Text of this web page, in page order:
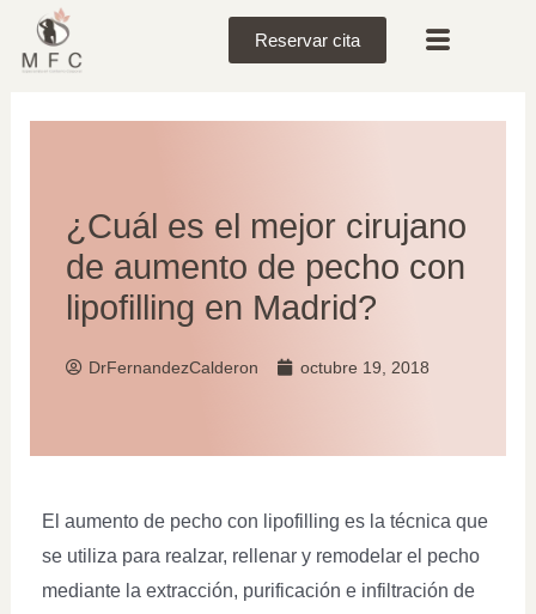
Reservar cita
¿Cuál es el mejor cirujano
de aumento de pecho con
lipofilling en Madrid?
DrFernandezCalderon octubre 19, 2018
El aumento de pecho con lipofilling es la técnica que
se utiliza para realzar, rellenar y remodelar el pecho
mediante la extracción, purificación e infiltración de